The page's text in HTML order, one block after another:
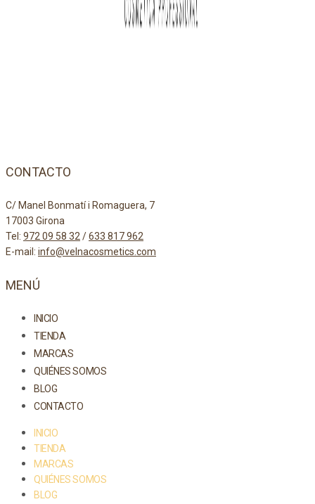
CONTACTO
C/ Manel Bonmatí i Romaguera, 7
17003 Girona
Tel: 972 09 58 32/633 817 962
E-mail: info@velnacosmetics.com
MENÚ
INICIO
TIENDA
MARCAS
QUIÉNES SOMOS
BLOG
CONTACTO
INICIO
TIENDA
MARCAS
QUIÉNES SOMOS
BLOG